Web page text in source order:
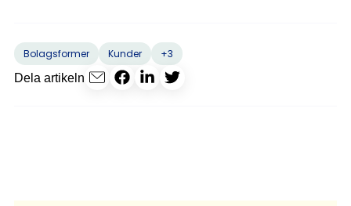
Bolagsformer Kunder
+3
Dela artikeln